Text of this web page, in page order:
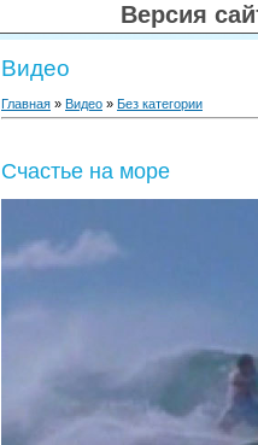
Версия
Видео
Главная » Видео » Без категории
Счастье на море